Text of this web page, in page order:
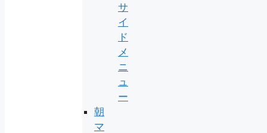
サ
イ
ド
メ
ニ
ュ
ー
朝
マ